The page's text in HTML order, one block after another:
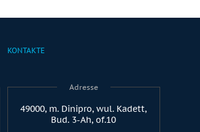
KONTAKTE
Adresse
49000, m. Dinipro, wul. Kadett,
Bud. 3-Ah, of.10